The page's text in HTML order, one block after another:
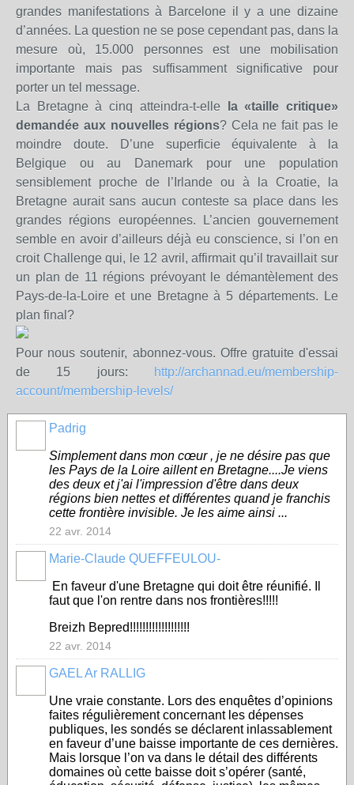
grandes manifestations à Barcelone il y a une dizaine
d’années. La question ne se pose cependant pas, dans la
mesure où, 15.000 personnes est une mobilisation
importante mais pas suffisamment significative pour
porter un tel message.
La Bretagne à cinq atteindra-t-elle
la «taille critique»
demandée aux nouvelles régions? Cela ne fait pas le
moindre doute. D’une superficie équivalente à la
Belgique ou au Danemark pour une population
sensiblement proche de l’Irlande ou à la Croatie, la
Bretagne aurait sans aucun conteste sa place dans les
grandes régions européennes. L’ancien gouvernement
semble en avoir d’ailleurs déjà eu conscience, si l’on en
croit Challenge qui, le 12 avril, affirmait qu’il travaillait sur
un plan de 11 régions prévoyant le démantèlement des
Pays-de-la-Loire et une Bretagne à 5 départements. Le
plan final?
Pour nous soutenir, abonnez-vous. Offre gratuite d'essai
de 15 jours:
http://archannad.eu/membership-
account/membership-levels/
Padrig
Simplement dans mon cœur , je ne désire pas que
les Pays de la Loire aillent en Bretagne....Je viens
des deux et j'ai l'impression d'être dans deux
régions bien nettes et différentes quand je franchis
cette frontière invisible. Je les aime ainsi ...
22 avr. 2014
Marie-Claude QUEFFEULOU-
En faveur d'une Bretagne qui doit être réunifié. Il
faut que l'on rentre dans nos frontières!!!!!
Breizh Bepred!!!!!!!!!!!!!!!!!!!
22 avr. 2014
GAEL Ar RALLIG
Une vraie constante. Lors des enquêtes d’opinions
faites régulièrement concernant les dépenses
publiques, les sondés se déclarent inlassablement
en faveur d’une baisse importante de ces dernières.
Mais lorsque l’on va dans le détail des différents
domaines où cette baisse doit s’opérer (santé,